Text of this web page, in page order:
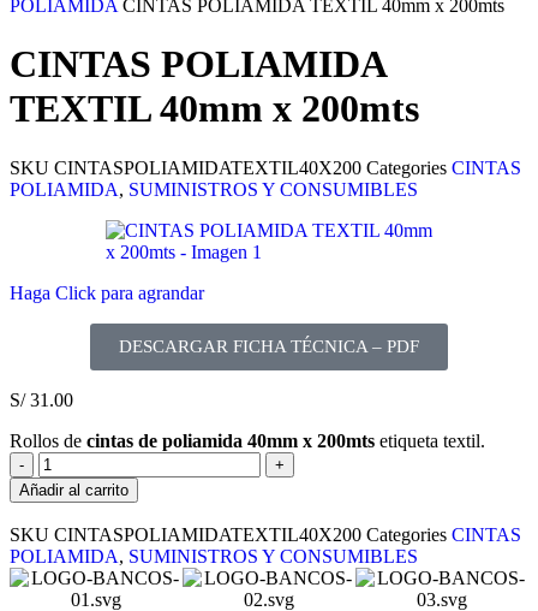
POLIAMIDA CINTAS POLIAMIDA TEXTIL 40mm x 200mts
CINTAS POLIAMIDA
TEXTIL 40mm x 200mts
SKU CINTASPOLIAMIDATEXTIL40X200 Categories CINTAS
POLIAMIDA, SUMINISTROS Y CONSUMIBLES
Haga Click para agrandar
DESCARGAR FICHA TÉCNICA – PDF
S/31.00
Rollos de cintas de poliamida 40mm x 200mts etiqueta textil.
Añadir al carrito
SKU CINTASPOLIAMIDATEXTIL40X200 Categories CINTAS
POLIAMIDA, SUMINISTROS Y CONSUMIBLES